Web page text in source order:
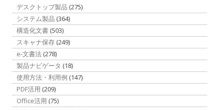
デスクトップ製品 (275)
システム製品 (364)
構造化文書 (503)
スキャナ保存 (249)
e-文書法 (278)
製品ナビゲータ (18)
使用方法・利用例 (147)
PDF活用 (209)
Office活用 (75)